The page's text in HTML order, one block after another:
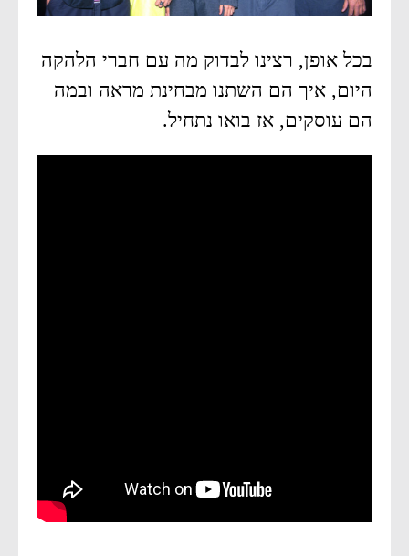
בכל אופן, רצינו לבדוק מה עם חברי הלהקה
היום, איך הם השתנו מבחינת מראה ובמה
הם עוסקים, אז בואו נתחיל.